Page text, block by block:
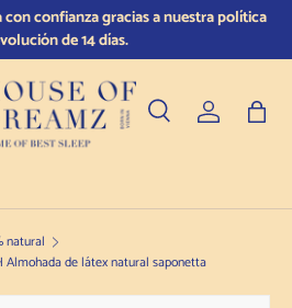
confianza gracias a nuestra política
de 14 días.
Buscar enConectarse
natural
Almohada de látex natural saponetta